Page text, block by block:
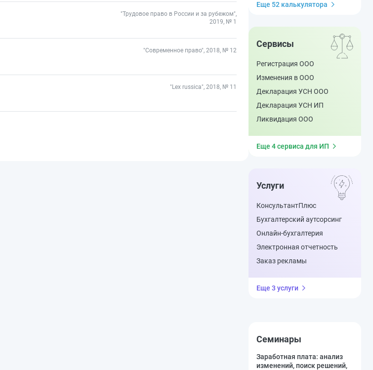
"Трудовое право в России и за рубежом",
2019, № 1
"Современное право", 2018, № 12
"Lex russica", 2018, № 11
Еще 52 калькулятора
Сервисы
Регистрация ООО
Изменения в ООО
Декларация УСН ООО
Декларация УСН ИП
Ликвидация ООО
Еще 4 сервиса для ИП
Услуги
КонсультантПлюс
Бухгалтерский аутсорсинг
Онлайн-бухгалтерия
Электронная отчетность
Заказ рекламы
Еще 3 услуги
Семинары
Заработная плата: анализ
изменений, поиск решений,